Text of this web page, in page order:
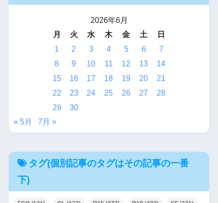
2026年6月
月
火 水 木 金 土
日
1
2 3 4 5 6
7
8
9 10 11 12 13
14
15
16 17 18 19 20
21
22
23 24 25 26 27
28
29
30
« 5月
7月 »
タグ(個別記事のタグはその記事の一番
下)